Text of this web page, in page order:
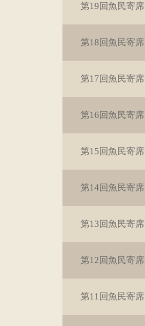
第19回魚民寄席
第18回魚民寄席
第17回魚民寄席
第16回魚民寄席
第15回魚民寄席
第14回魚民寄席
第13回魚民寄席
第12回魚民寄席
第11回魚民寄席